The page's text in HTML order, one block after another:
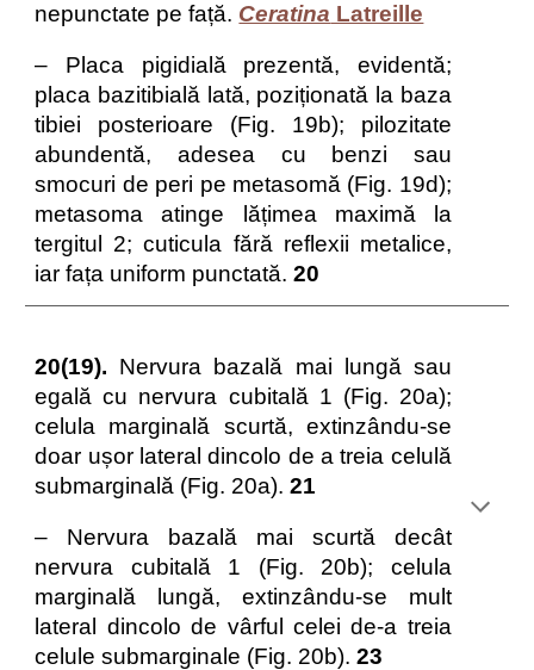
nepunctate pe față. Ceratina Latreille
– Placa pigidială prezentă, evidentă;
placa bazitibială lată, poziționată la baza
tibiei posterioare (Fig. 19b); pilozitate
abundentă, adesea cu benzi sau
smocuri de peri pe metasomă (Fig. 19d);
metasoma atinge lățimea maximă la
tergitul 2; cuticula fără reflexii metalice,
iar fața uniform punctată.20
20(19). Nervura bazală mai lungă sau
egală cu nervura cubitală 1 (Fig. 20a);
celula marginală scurtă, extinzându-se
doar ușor lateral dincolo de a treia celulă
submarginală (Fig. 20a).21
– Nervura bazală mai scurtă decât
nervura cubitală 1 (Fig. 20b); celula
marginală lungă, extinzându-se mult
lateral dincolo de vârful celei de-a treia
celule submarginale (Fig. 20b).23